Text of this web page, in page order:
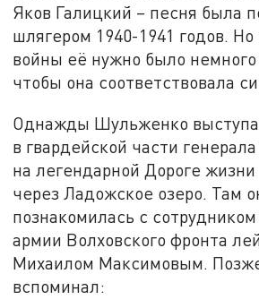
Яков Галицкий – песня была
шлягером 1940-1941 годов. Но
войны её нужно было
чтобы она соответствовала
Однажды Шульженко
в гвардейской части генерала
на легендарной Дороге жизни
через Ладожское озеро. Там
познакомилась с
армии Волховского фронта
Михаилом Максимовым.
вспоминал: